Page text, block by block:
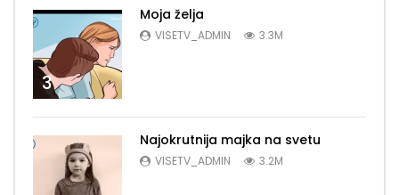
3
Moja želja
VISETV_ADMIN 3.3M
Najokrutnija majka na svetu
VISETV_ADMIN 3.2M